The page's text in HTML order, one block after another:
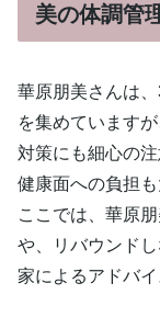
美の体調管
華原朋美さんは
を集めています
対策にも細心の
健康面への負担
ここでは、華原
や、リバウンド
家によるアドバイ